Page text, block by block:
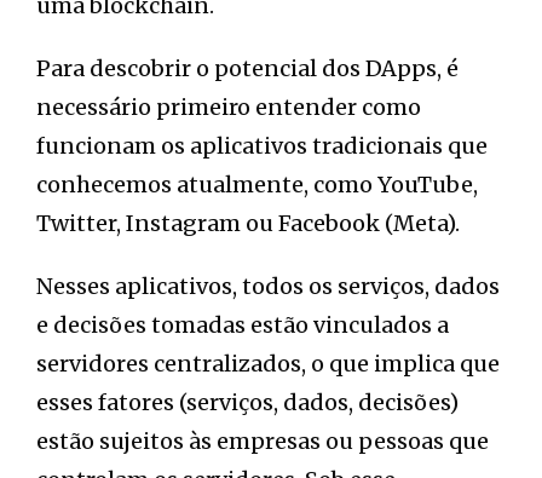
Para descobrir o potencial dos DApps, é
necessário primeiro entender como
funcionam os aplicativos tradicionais que
conhecemos atualmente, como YouTube,
Twitter, Instagram ou Facebook (Meta).
Nesses aplicativos, todos os serviços, dados
e decisões tomadas estão vinculados a
servidores centralizados, o que implica que
esses fatores (serviços, dados, decisões)
estão sujeitos às empresas ou pessoas que